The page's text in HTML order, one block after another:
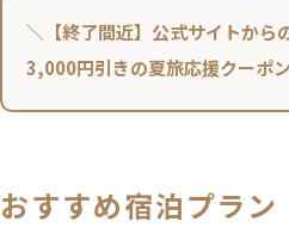
＼【終了間近】公式サイトから
3,000円引きの夏旅応援クーポ
おすすめ宿泊プラン